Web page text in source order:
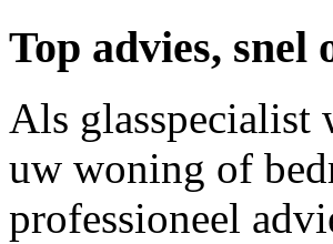
Top advies,
Als glasspecialist
uw woning of
professioneel